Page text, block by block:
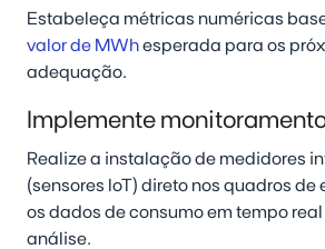
Estabeleça métricas numéricas
valor de MWhesperada para os
adequação.
Implemente
Realize a instalação de medidores
(sensores IoT) direto nos quadros de
os dados de consumo em tempo
análise.